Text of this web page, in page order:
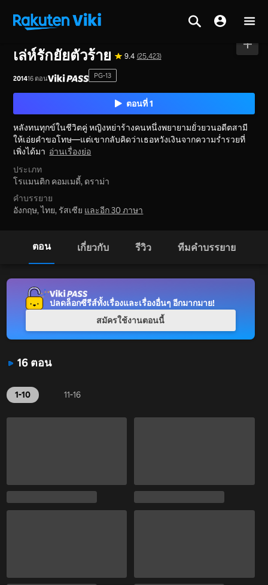
เล่ห์รักยัยตัวร้าย 9.4 (25,423)
201416 ตอน PG-13
ตอนที่ 1
หลังทนทุกข์ในชีวิตคู่ หญิงหย่าร้างคนหนึ่งพยายามยั่วยวนอดีตสามี
ให้เอ่ยคำขอโทษ—แต่เขากลับคิดว่าเธอหวังเงินจากความร่ำรวยที่
เพิ่งได้มา อ่านเรื่องย่อ
ประเภท
โรแมนติก คอมเมดี้, ดราม่า
คำบรรยาย
อังกฤษ, ไทย, รัสเซีย และอีก 30 ภาษา
ตอน เกี่ยวกับ รีวิว ทีมคำบรรยาย
16 ตอน
1-10 11-16
ปลดล็อกซีรีส์ทั้งเรื่องและเรื่องอื่นๆ อีกมากมาย!
สมัครใช้งานตอนนี้